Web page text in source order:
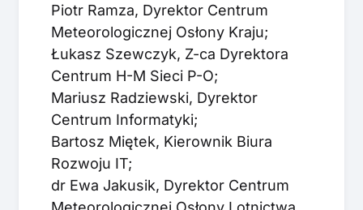
Piotr Ramza, Dyrektor Centrum
Meteorologicznej Osłony Kraju;
Łukasz Szewczyk, Z-ca Dyrektora
Centrum H-M Sieci P-O;
Mariusz Radziewski, Dyrektor
Centrum Informatyki;
Bartosz Miętek, Kierownik Biura
Rozwoju IT;
dr Ewa Jakusik, Dyrektor Centrum